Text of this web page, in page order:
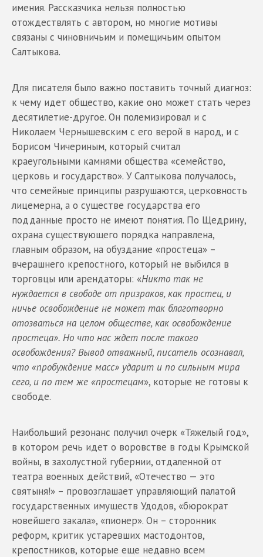
имения. Рассказчика нельзя полностью
отождествлять с автором, но многие мотивы
связаны с чиновничьим и помещичьим опытом
Салтыкова.
Для писателя было важно поставить точный диагноз:
к чему идет общество, какие оно может стать через
десятилетие-другое. Он полемизировал и с
Николаем Чернышевским с его верой в народ, и с
Борисом Чичериным, который считал
краеугольными камнями общества «семейство,
церковь и государство». У Салтыкова получалось,
что семейные принципы разрушаются, церковность
лицемерна, а о существе государства его
подданные просто не имеют понятия. По Щедрину,
охрана существующего порядка направлена,
главным образом, на обуздание «простеца» –
вчерашнего крепостного, который не выбился в
торговцы или арендаторы: «Никто так не
нуждается в свободе от призраков, как простец, и
ничье освобождение не может так благотворно
отозваться на целом обществе, как освобождение
простеца». Но что нас ждет после такого
освобождения? Вывод отважный, писатель осознавал,
что «пробуждение масс» ударит и по сильным мира
сего, и по тем же «простецам», которые не готовы к
свободе.
Наибольший резонанс получил очерк «Тяжелый год»,
в котором речь идет о воровстве в годы Крымской
войны, в захолустной губернии, отдаленной от
театра военных действий, «Отечество — это
святыня!» – провозглашает управляющий палатой
государственных имуществ Удодов, «бюрократ
новейшего закала», «пионер». Он – сторонник
реформ, критик устаревших мастодонтов,
крепостников, которые еще недавно всем